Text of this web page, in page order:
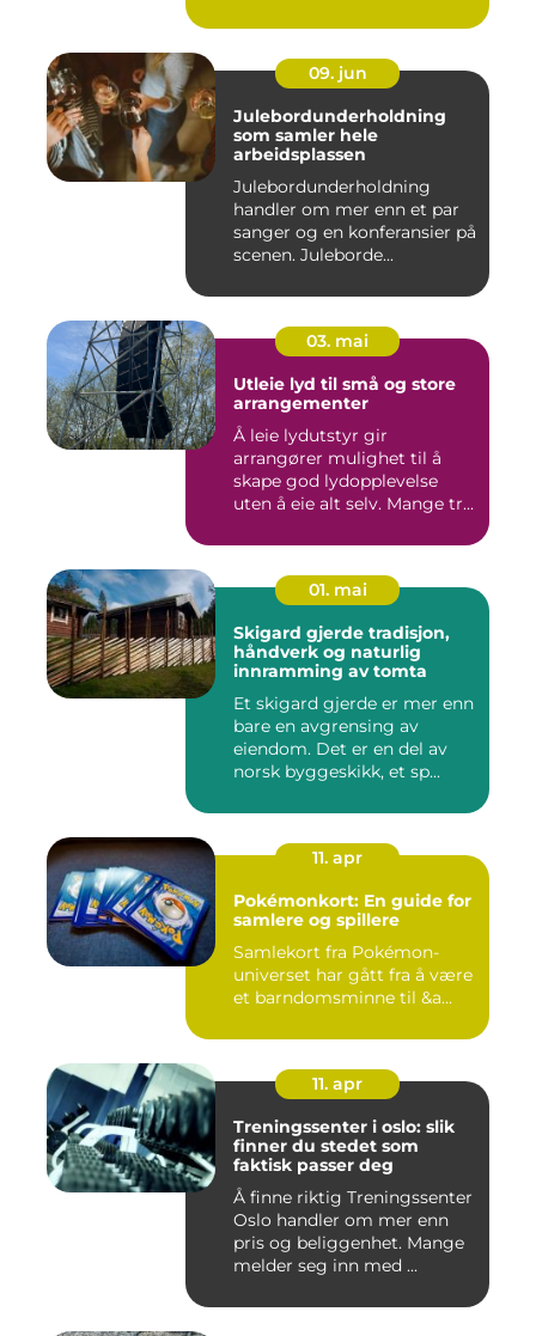
09. jun
Julebordunderholdning
som samler hele
arbeidsplassen
Julebordunderholdning
handler om mer enn et par
sanger og en konferansier på
scenen. Juleborde...
03. mai
Utleie lyd til små og store
arrangementer
Å leie lydutstyr gir
arrangører mulighet til å
skape god lydopplevelse
uten å eie alt selv. Mange tr...
01. mai
Skigard gjerde tradisjon,
håndverk og naturlig
innramming av tomta
Et skigard gjerde er mer enn
bare en avgrensing av
eiendom. Det er en del av
norsk byggeskikk, et sp...
11. apr
Pokémonkort: En guide for
samlere og spillere
Samlekort fra Pokémon-
universet har gått fra å være
et barndomsminne til &a...
11. apr
Treningssenter i oslo: slik
finner du stedet som
faktisk passer deg
Å finne riktig Treningssenter
Oslo handler om mer enn
pris og beliggenhet. Mange
melder seg inn med ...